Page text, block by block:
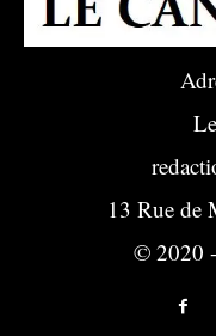
13 Rue de
© 2020 -